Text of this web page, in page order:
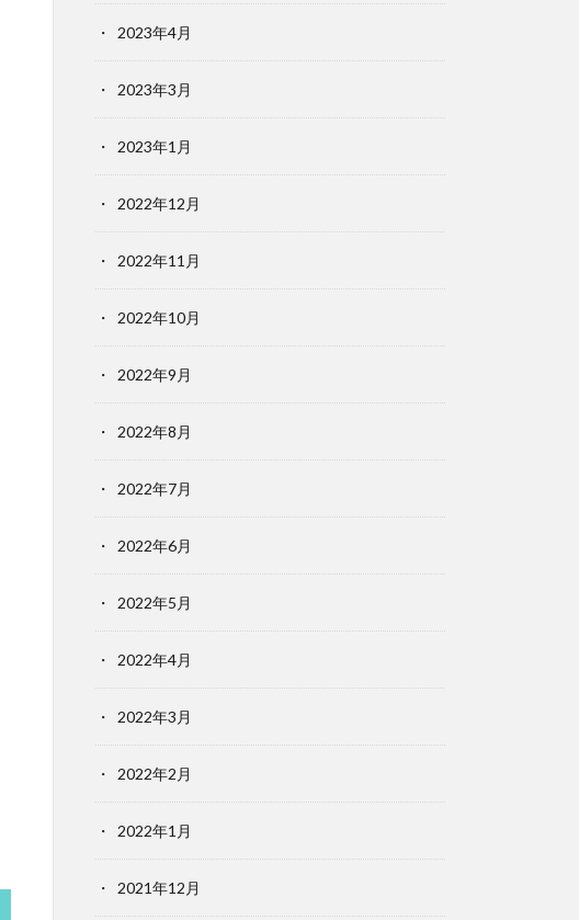
2023年4月
2023年3月
2023年1月
2022年12月
2022年11月
2022年10月
2022年9月
2022年8月
2022年7月
2022年6月
2022年5月
2022年4月
2022年3月
2022年2月
2022年1月
2021年12月